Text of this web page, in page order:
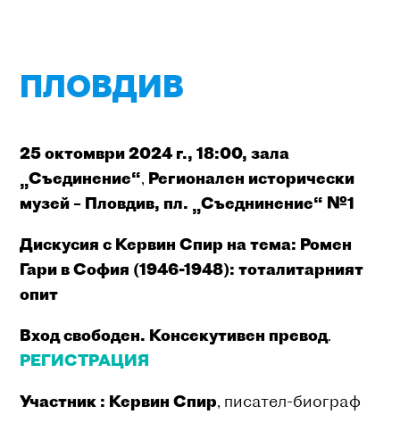
ПЛОВДИВ
25 октомври 2024 г., 18:00, зала
„Съединение“, Регионален исторически
музей – Пловдив, пл. „Съеднинение“ №1
Дискусия с Кервин Спир на тема: Ромен
Гари в София (1946-1948): тоталитарният
опит
Вход свободен. Консекутивен превод.
РЕГИСТРАЦИЯ
Участник : Кервин Спир, писател-биограф